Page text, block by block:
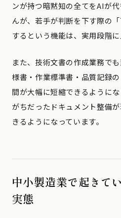
ンが持つ暗黙知の全てをAIが
んが、若手が判断を下す際の
するという機能は、実用段階に
また、技術文書の作成業務で
様書・作業標準書・品質記録
間が大幅に短縮できるように
がちだったドキュメント整備
きるようになっています。
中小製造業で起きて
実態